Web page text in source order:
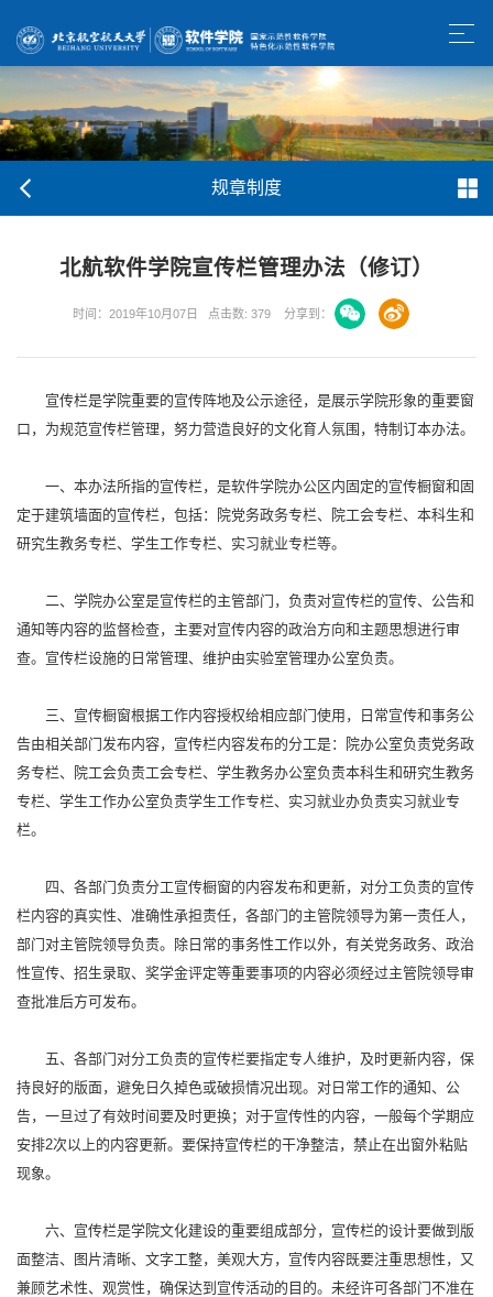
规章制度
北航软件学院宣传栏管理办法（修订）
时间：2019年10月07日 点击数: 379 分享到：
宣传栏是学院重要的宣传阵地及公示途径，是展示学院形象的重要窗
口，为规范宣传栏管理，努力营造良好的文化育人氛围，特制订本办法。
一、本办法所指的宣传栏，是软件学院办公区内固定的宣传橱窗和固
定于建筑墙面的宣传栏，包括：院党务政务专栏、院工会专栏、本科生和
研究生教务专栏、学生工作专栏、实习就业专栏等。
二、学院办公室是宣传栏的主管部门，负责对宣传栏的宣传、公告和
通知等内容的监督检查，主要对宣传内容的政治方向和主题思想进行审
查。宣传栏设施的日常管理、维护由实验室管理办公室负责。
三、宣传橱窗根据工作内容授权给相应部门使用，日常宣传和事务公
告由相关部门发布内容，宣传栏内容发布的分工是：院办公室负责党务政
务专栏、院工会负责工会专栏、学生教务办公室负责本科生和研究生教务
专栏、学生工作办公室负责学生工作专栏、实习就业办负责实习就业专
栏。
四、各部门负责分工宣传橱窗的内容发布和更新，对分工负责的宣传
栏内容的真实性、准确性承担责任，各部门的主管院领导为第一责任人，
部门对主管院领导负责。除日常的事务性工作以外，有关党务政务、政治
性宣传、招生录取、奖学金评定等重要事项的内容必须经过主管院领导审
查批准后方可发布。
五、各部门对分工负责的宣传栏要指定专人维护，及时更新内容，保
持良好的版面，避免日久掉色或破损情况出现。对日常工作的通知、公
告，一旦过了有效时间要及时更换；对于宣传性的内容，一般每个学期应
安排2次以上的内容更新。要保持宣传栏的干净整洁，禁止在出窗外粘贴
现象。
六、宣传栏是学院文化建设的重要组成部分，宣传栏的设计要做到版
面整洁、图片清晰、文字工整，美观大方，宣传内容既要注重思想性，又
兼顾艺术性、观赏性，确保达到宣传活动的目的。未经许可各部门不准在